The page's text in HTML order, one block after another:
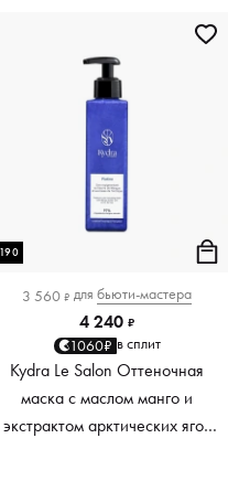
190
3 560 ₽ для бьюти-мастера
4 240 ₽
1060₽ в сплит
Kydra Le Salon Оттеночная
маска с маслом манго и
экстрактом арктических ягод